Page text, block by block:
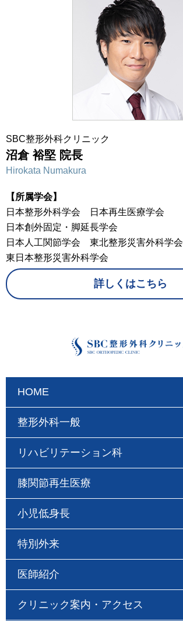
SBC整形外科クリニック
沼倉 裕堅 院長
Hirokata Numakura
【所属学会】
日本整形外科学会 日本再生医療学会
日本創外固定・脚延長学会
日本人工関節学会 東北整形災害外科学会
東日本整形災害外科学会
詳しくはこちら
HOME
整形外科一般
リハビリテーション科
膝関節再生医療
小児低身長
特別外来
医師紹介
クリニック案内・アクセス